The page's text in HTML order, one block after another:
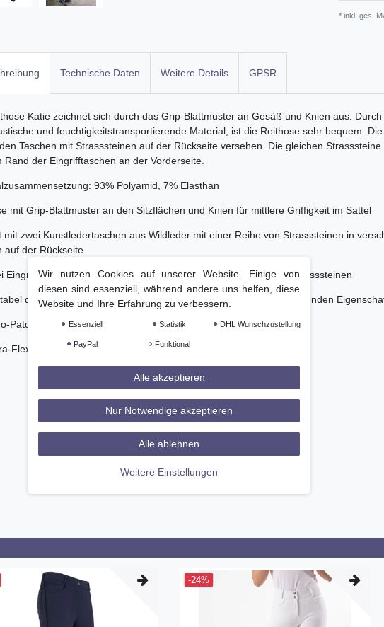
* inkl. ges.
Technische Daten Weitere Details GPSR
Katie zeichnet sich durch das Grip-Blattmuster an Gesäß und Knien aus. Durch
und feuchtigkeitstransportierende Material, ist die Reithose sehr bequem.
Taschen mit Strasssteinen auf der Rückseite versehen. Die gleichen Strasssteine
Rand der Eingrifftaschen an der Vorderseite.
93% Polyamid, 7% Elasthan
mit Grip-Blattmuster an den Sitzflächen und Knien für mittlere Griffigkeit im Sattel
mit zwei Kunstledertaschen aus Wildleder mit einer Reihe von Strasssteinen in
auf der Rückseite
Eingrifftaschen auf der Vorderseite mit einer Wildlederkante mit Strasssteinen
durch das hochelastische Gewebe mit feuchtigkeitstransportierenden
Patch am Bund
Flexbeinen
-24%
Wir nutzen Cookies auf unserer Website. Einige von
diesen sind essenziell, während andere uns helfen, diese
Website und Ihre Erfahrung zu verbessern.
Essenziell Statistik DHL Wunschzustellung
PayPal Funktional
Alle akzeptieren
Nur Notwendige akzeptieren
Alle ablehnen
Weitere Einstellungen